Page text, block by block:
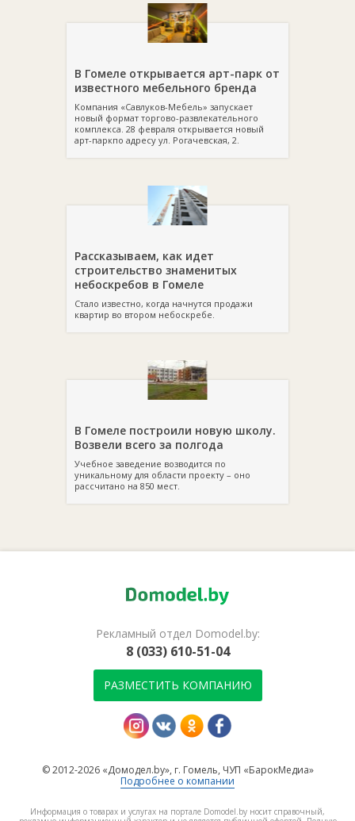
В Гомеле открывается арт-парк от
известного мебельного бренда
Компания «Савлуков-Мебель» запускает
новый формат торгово-развлекательного
комплекса. 28 февраля открывается новый
арт-паркпо адресу ул. Рогачевская, 2.
Рассказываем, как идет
строительство знаменитых
небоскребов в Гомеле
Стало известно, когда начнутся продажи
квартир во втором небоскребе.
В Гомеле построили новую школу.
Возвели всего за полгода
Учебное заведение возводится по
уникальному для области проекту – оно
рассчитано на 850 мест.
Рекламный отдел Domodel.by:
8 (033) 610-51-04
РАЗМЕСТИТЬ КОМПАНИЮ
© 2012-2026 «Домодел.by», г. Гомель, ЧУП «БарокМедиа»
Подробнее о компании
Информация о товарах и услугах на портале Domodel.by носит справочный,